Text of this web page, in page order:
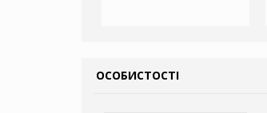
ОСОБИСТОСТІ